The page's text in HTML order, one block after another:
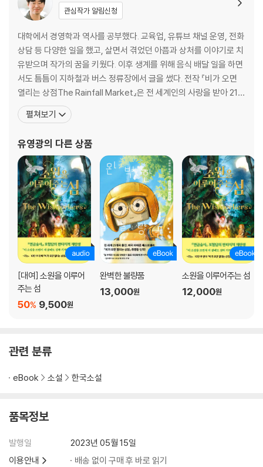
그롬의 카지노
지하 미로 감옥
얀의 라운지 바
펜트하우스
안내묘 잇샤
보물창고
무지개
Epilogue
관심작가 알림신청
대학에서 경영학과 역사를 공부했다. 교육업, 유튜브 채널 운영, 전화
상담 등 다양한 일을 했고, 살면서 겪었던 아픔과 상처를 이야기로 치
유받으며 작가의 꿈을 키웠다. 이후 생계를 위해 음식 배달 일을 하면
서도 틈틈이 지하철과 버스 정류장에서 글을 썼다. 전작 『비가 오면
열리는 상점The Rainfall Market』은 전 세계인의 사랑을 받아 21개
국에 출간되었다. 한국은 물론 미국과 독일에서도 베스트셀러가 되었
고, 스페인에선 독자와 평론가들이 선정하는 대표 청소년 문학상인
작품으로 『소원을 이루어주는
펼쳐보기
유영광의 다른 상품
[대여] 소원을 이루어
주는 섬
9,500원
50%
완벽한 불량품
13,000원
소원을 이루어주는 섬
12,000원
관련 분류
eBook 소설 한국소설
품목정보
발행일
2023년 05월 15일
이용안내
배송 없이 구매 후 바로 읽기